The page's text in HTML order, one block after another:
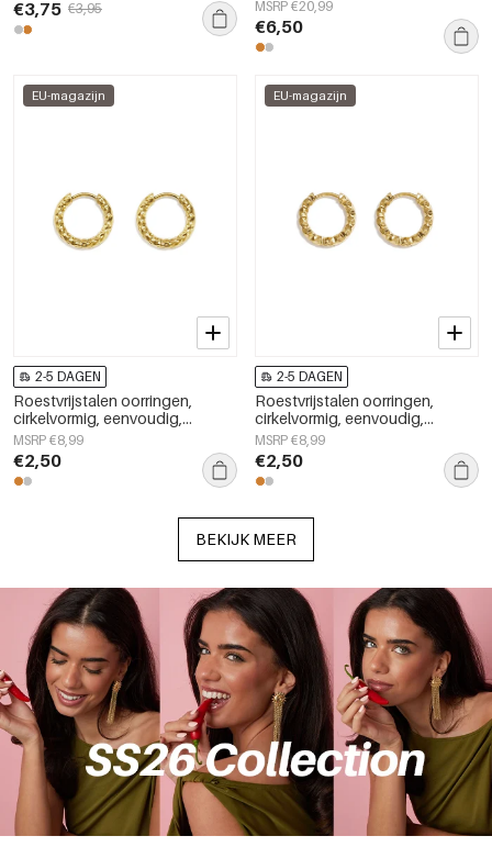
€3,75 €3,95
damessieraden
MSRP €20,99
€6,50
EU-magazijn
2-5 DAGEN
Roestvrijstalen oorringen,
cirkelvormig, eenvoudig,
dagelijks gebruik, eenvoudige
serie, damessieraden
MSRP €8,99
€2,50
EU-magazijn
2-5 DAGEN
Roestvrijstalen oorringen,
cirkelvormig, eenvoudig,
dagelijks gebruik, eenvoudige
serie, damessieraden
MSRP €8,99
€2,50
BEKIJK MEER